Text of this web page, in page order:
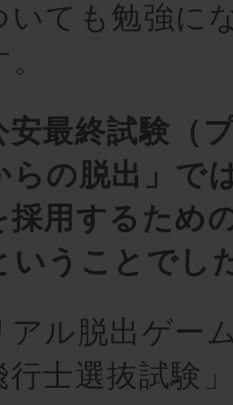
いても勉強に
最終試験（
らの脱出」で
採用するため
いうことでし
ル脱出ゲー
行士選抜試験